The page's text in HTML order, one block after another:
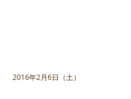
2016年2月6日（土）